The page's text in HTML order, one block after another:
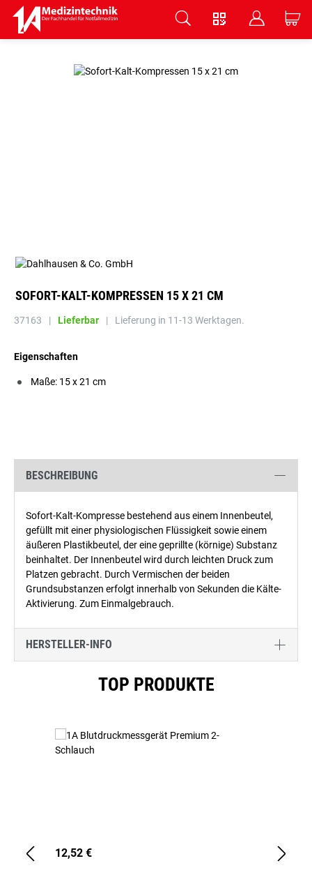
V B C
SOFORT-KALT-KOMPRESSEN 15 X 21 CM
37163 | Lieferbar | Lieferung in 11-13 Werktagen.
Eigenschaften
Maße: 15 x 21 cm
BESCHREIBUNG
Sofort-Kalt-Kompresse bestehend aus einem Innenbeutel,
gefüllt mit einer physiologischen Flüssigkeit sowie einem
äußeren Plastikbeutel, der eine geprillte (körnige) Substanz
beinhaltet. Der Innenbeutel wird durch leichten Druck zum
Platzen gebracht. Durch Vermischen der beiden
Grundsubstanzen erfolgt innerhalb von Sekunden die Kälte-
Aktivierung. Zum Einmalgebrauch.
HERSTELLER-INFO
TOP PRODUKTE
12,52 €